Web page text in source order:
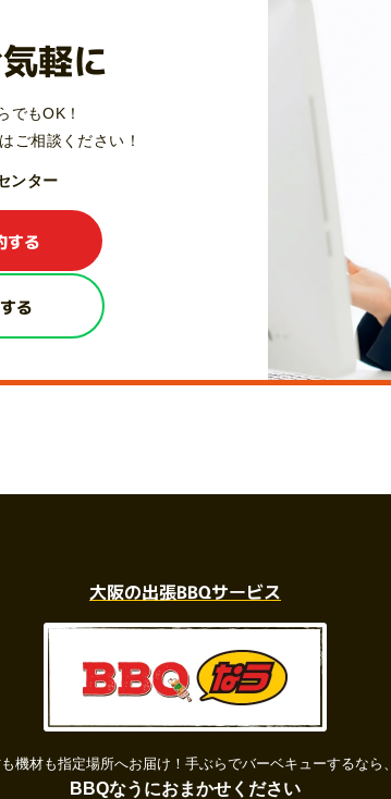
軽に
でもOK！
ご相談ください！
ンター
する
る
大阪の出張BBQサービス
機材も指定場所へお届け！ 手ぶらでバーベキューするなら、
BBQなうにおまかせください